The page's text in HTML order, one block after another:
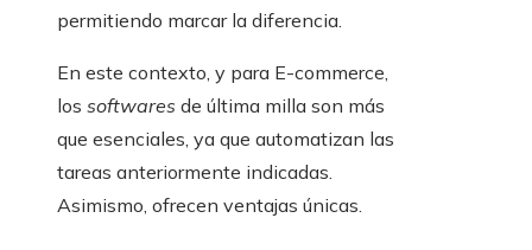
permitiendo marcar la diferencia.
En este contexto, y para E-commerce,
los softwares de última milla son más
que esenciales, ya que automatizan las
tareas anteriormente indicadas.
Asimismo, ofrecen ventajas únicas.